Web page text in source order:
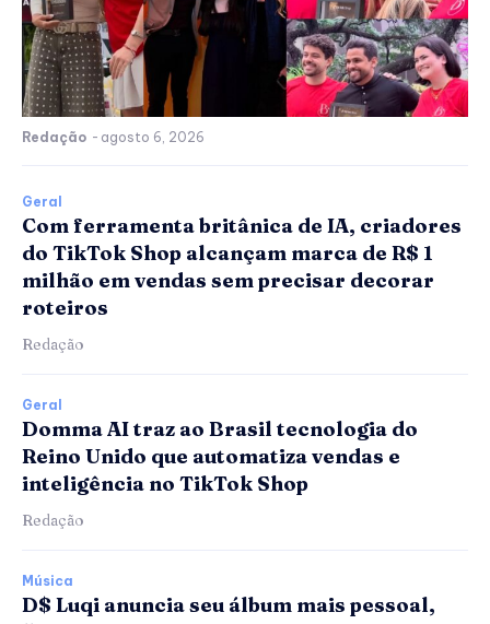
Redação - agosto 6, 2026
Geral
Com ferramenta britânica de IA, criadores
do TikTok Shop alcançam marca de R$ 1
milhão em vendas sem precisar decorar
roteiros
Redação
Geral
Domma AI traz ao Brasil tecnologia do
Reino Unido que automatiza vendas e
inteligência no TikTok Shop
Redação
Música
D$ Luqi anuncia seu álbum mais pessoal,